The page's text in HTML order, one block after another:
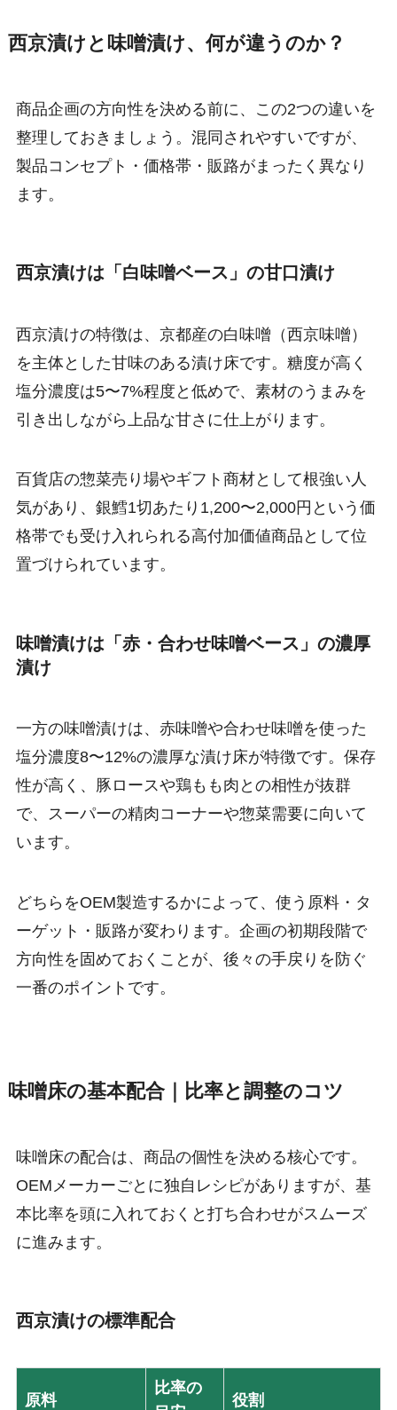
西京漬けと味噌漬け、何が違うのか？
商品企画の方向性を決める前に、この2つの違いを
整理しておきましょう。混同されやすいですが、
製品コンセプト・価格帯・販路がまったく異なり
ます。
西京漬けは「白味噌ベース」の甘口漬け
西京漬けの特徴は、京都産の白味噌（西京味噌）
を主体とした甘味のある漬け床です。糖度が高く
塩分濃度は5〜7%程度と低めで、素材のうまみを
引き出しながら上品な甘さに仕上がります。
百貨店の惣菜売り場やギフト商材として根強い人
気があり、銀鱈1切あたり1,200〜2,000円という価
格帯でも受け入れられる高付加価値商品として位
置づけられています。
味噌漬けは「赤・合わせ味噌ベース」の濃厚
漬け
一方の味噌漬けは、赤味噌や合わせ味噌を使った
塩分濃度8〜12%の濃厚な漬け床が特徴です。保存
性が高く、豚ロースや鶏もも肉との相性が抜群
で、スーパーの精肉コーナーや惣菜需要に向いて
います。
どちらをOEM製造するかによって、使う原料・タ
ーゲット・販路が変わります。企画の初期段階で
方向性を固めておくことが、後々の手戻りを防ぐ
一番のポイントです。
味噌床の基本配合｜比率と調整のコツ
味噌床の配合は、商品の個性を決める核心です。
OEMメーカーごとに独自レシピがありますが、基
本比率を頭に入れておくと打ち合わせがスムーズ
に進みます。
西京漬けの標準配合
原料
比率の
役割